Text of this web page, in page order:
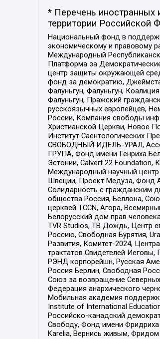
* Перечень иностранных
территории Российской
Национальный фонд в
экономическому и правовому
Международный
Платформа за
центр защиты окружающей
фонд за демократию,
Фалуньгун, Фалуньгун,
Фалуньгун, Пражский
русскоязычных европейцев,
России, Компания свободы
Христианской Церкви, Новое
Институт Саентологических
СВОБОДНЫЙ ИДЕЛЬ-УРАЛ,
ГРУПА, Фонд имени Генриха
Эстонии, Calvert 22 Foundation,
Международный научный центр
Швеции, Проект Медуза, Фонд
Солидарность с гражданским
общества Россия, Беллона,
церквей TCCN, Агора,
Белорусский дом прав
TVR Studios, ТВ Дождь, Центр
Россию, Свободная Бурятия,
Развития, Комитет-2024,
трактатов Свидетелей Иеговы,
РЭНД корпорейшн, Русская
Россия Берлин, Свободная
Союз за возвращение
Федерация анархического
Мобильная академия
Institute of International
Российско-канадский
Свободу, Фонд имени Фридриха
Karelia, Вернись живым,